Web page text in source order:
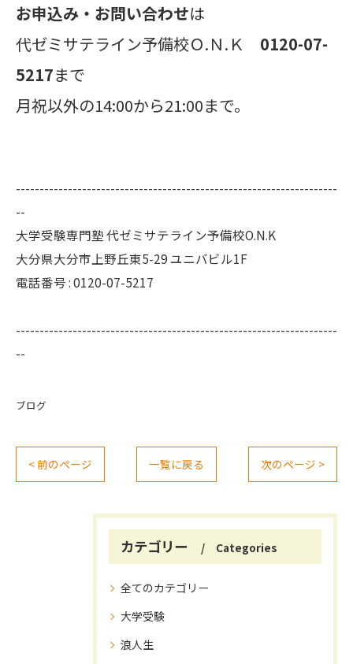
お申込み・お問い合わせは
代ゼミサテライン予備校Ｏ.Ｎ.Ｋ 0120-07-
5217まで
月祝以外の14:00から21:00まで。
--------------------------------------------------------------------
--
大学受験専門塾 代ゼミサテライン予備校O.N.K
大分県大分市上野丘東5-29 ユニバビル1F
電話番号 : 0120-07-5217
--------------------------------------------------------------------
--
ブログ
< 前のページ 一覧に戻る 次のページ >
カテゴリー Categories
全てのカテゴリー
大学受験
浪人生